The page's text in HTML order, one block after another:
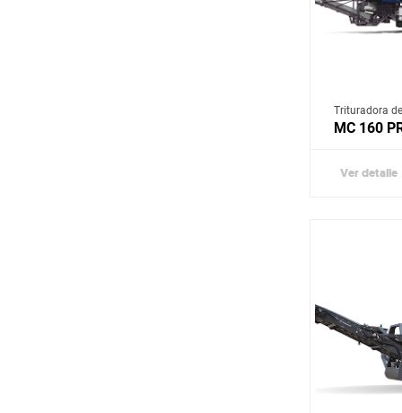
Trituradora
MC 160
Ver detalle